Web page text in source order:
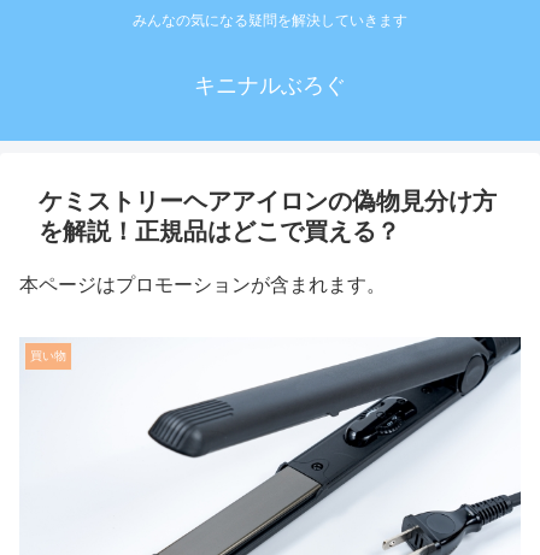
みんなの気になる疑問を解決していきます
キニナルぶろぐ
ケミストリーヘアアイロンの偽物見分け方
を解説！正規品はどこで買える？
本ページはプロモーションが含まれます。
買い物